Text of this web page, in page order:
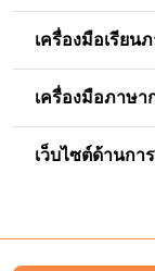
เครื่องมือเรียน
เครื่องมือภาษา
เว็บไซต์ด้านกา